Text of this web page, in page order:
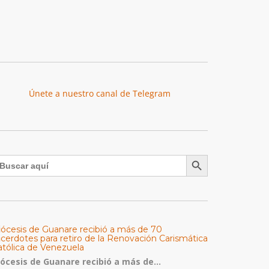
Únete a nuestro canal de Telegram
Botón de búsqueda
de Guanare recibió a más de 70
para retiro de la Renovación Carismática
de Venezuela
de Guanare recibió a más de...